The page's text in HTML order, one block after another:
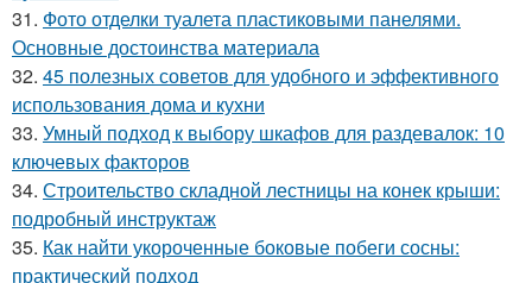
31. Фото отделки туалета пластиковыми панелями.
Основные достоинства материала
32. 45 полезных советов для удобного и эффективного
использования дома и кухни
33. Умный подход к выбору шкафов для раздевалок: 10
ключевых факторов
34. Строительство складной лестницы на конек крыши:
подробный инструктаж
35. Как найти укороченные боковые побеги сосны:
практический подход